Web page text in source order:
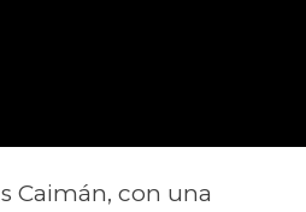
Caimán, con una